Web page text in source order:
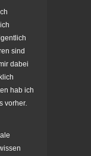
sind
dabei
hab ich
vorher